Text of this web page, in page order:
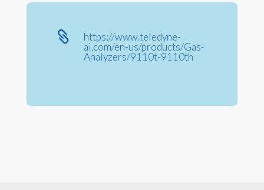

https://www.teledyne-
ai.com/en-us/products/Gas-
Analyzers/9110t-9110th